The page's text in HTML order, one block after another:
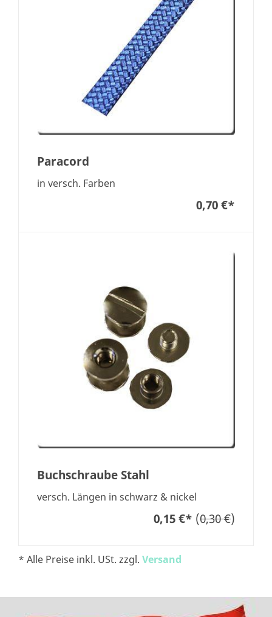
Paracord
in versch. Farben
0,70 €*
Buchschraube Stahl
versch. Längen in schwarz & nickel
0,15 €* (0,30 €)
* Alle Preise inkl. USt. zzgl. Versand